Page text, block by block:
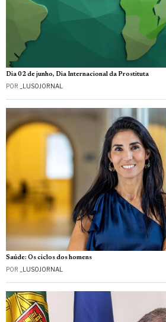
Dia 02 de junho, Dia Internacional da Prostituta
POR _LUSOJORNAL
Saúde: Os ciclos dos homens
POR _LUSOJORNAL